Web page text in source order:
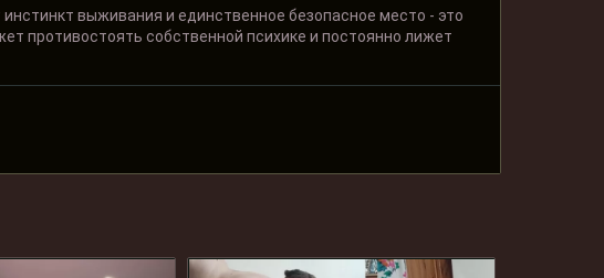
выживания и единственное безопасное место - это
противостоять собственной психике и постоянно лижет